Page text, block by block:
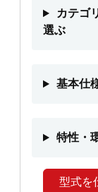
カテゴ
選ぶ
基本仕
特性・
型式を